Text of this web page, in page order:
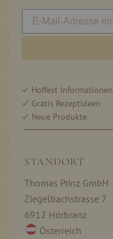
Hoffest Informationen
Gratis Rezeptideen
Neue Produkte
STANDORT
Thomas Prinz GmbH
Ziegelbachstrasse 7
6912 Hörbranz
Österreich